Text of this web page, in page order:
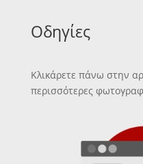
Οδηγίες
Κλικάρετε πάνω στην
περισσότερες